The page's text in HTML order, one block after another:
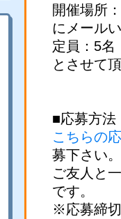
開催場所
にメール
定員：5名
とさせて
■応募方法
こちらの
募下さい。
ご友人と
です。
※応募締